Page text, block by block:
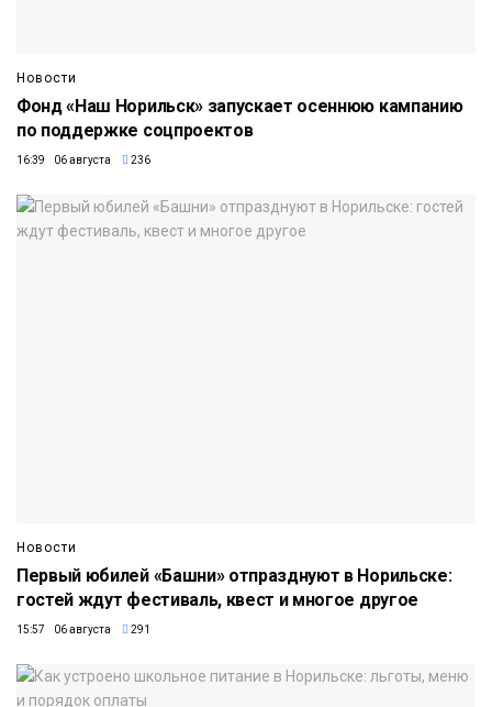
Новости
Фонд «Наш Норильск» запускает осеннюю кампанию
по поддержке соцпроектов
16:39 06 августа 236
Новости
Первый юбилей «Башни» отпразднуют в Норильске:
гостей ждут фестиваль, квест и многое другое
15:57 06 августа 291